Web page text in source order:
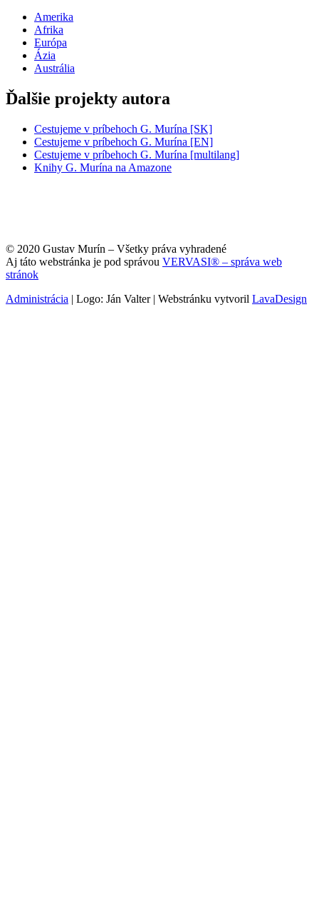
Amerika
Afrika
Európa
Ázia
Austrália
Ďalšie projekty autora
Cestujeme v príbehoch G. Murína [SK]
Cestujeme v príbehoch G. Murína [EN]
Cestujeme v príbehoch G. Murína [multilang]
Knihy G. Murína na Amazone
© 2020 Gustav Murín – Všetky práva vyhradené
Aj táto webstránka je pod správou VERVASI® – správa web
stránok
Administrácia | Logo: Ján Valter | Webstránku vytvoril LavaDesign